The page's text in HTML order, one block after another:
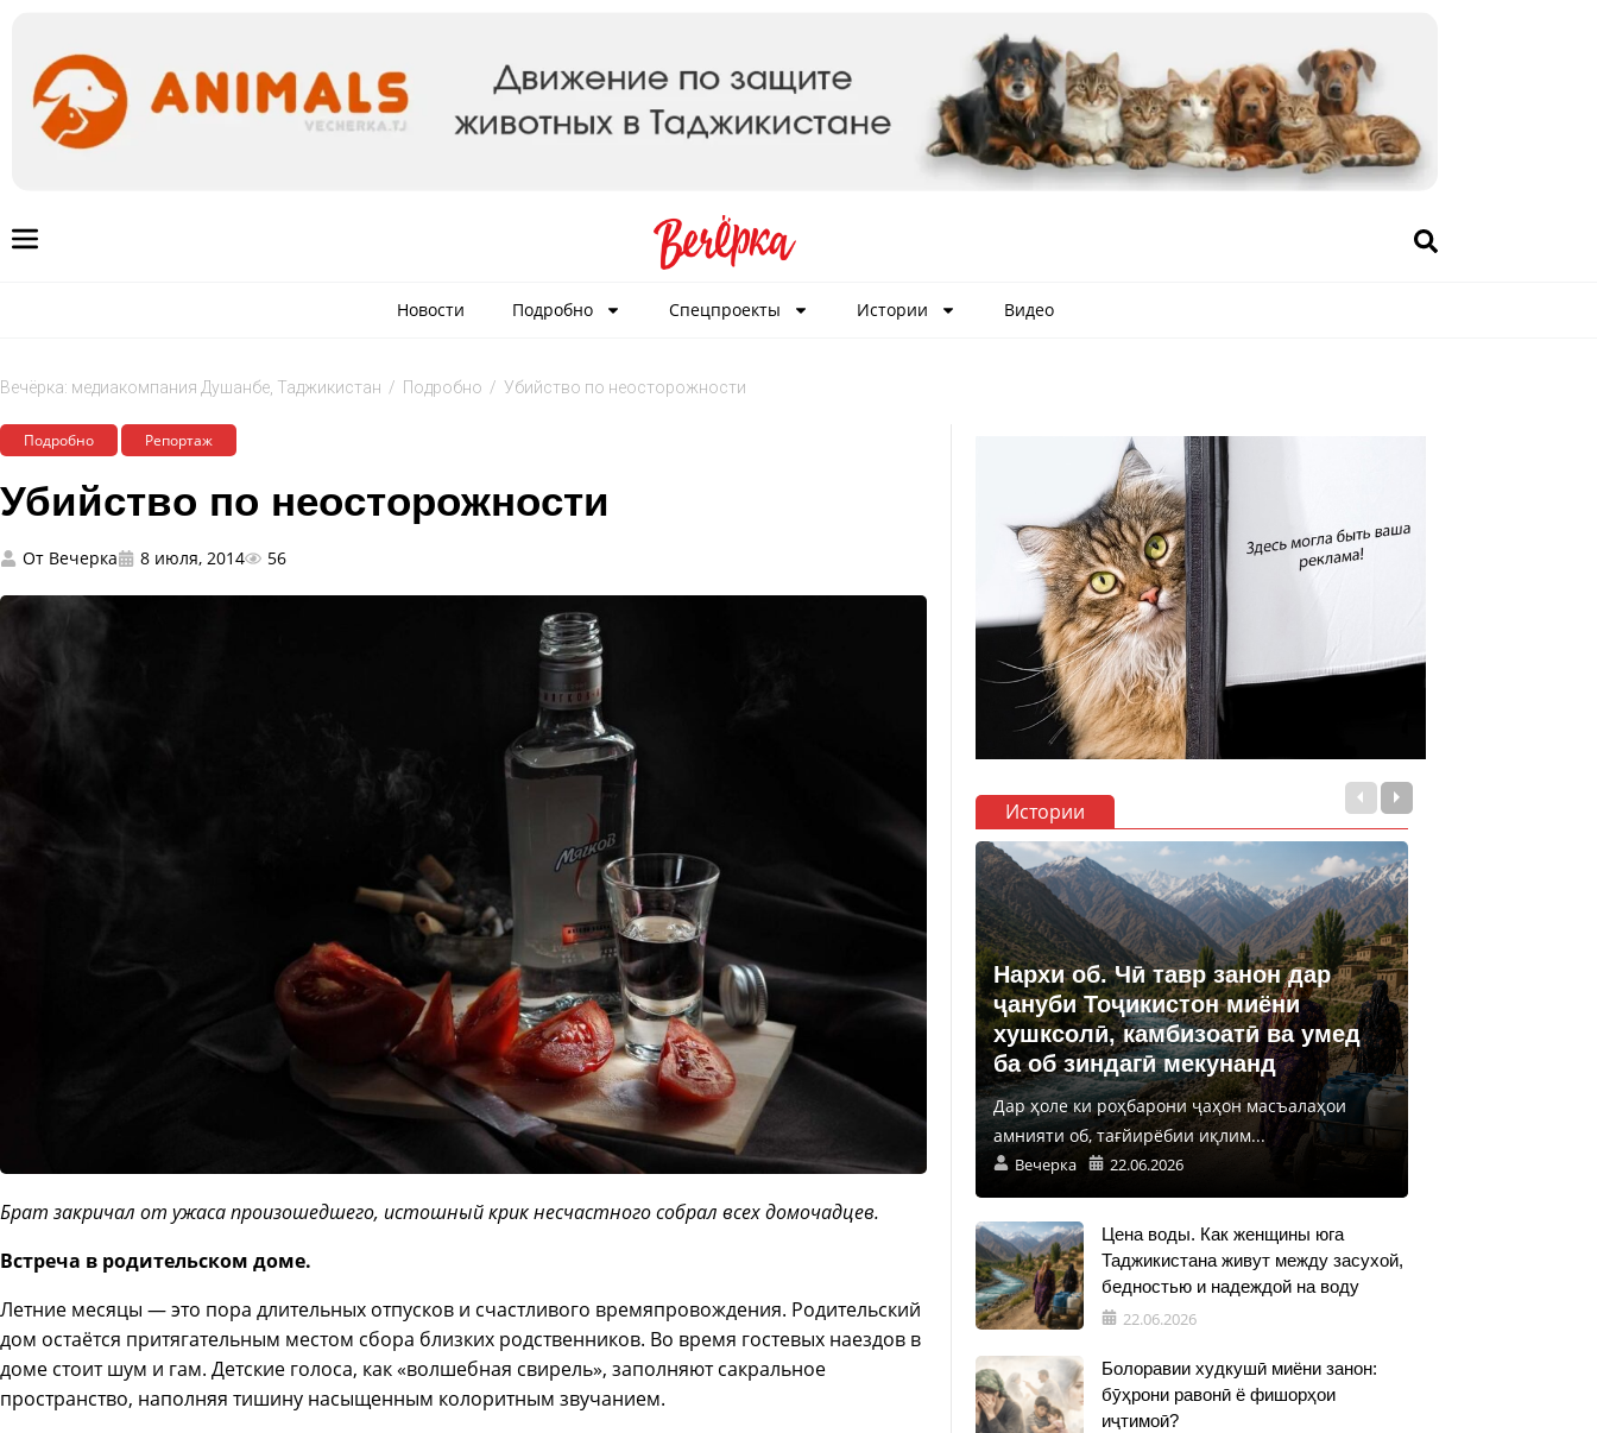
Новости Подробно Спецпроекты Истории Видео
Вечёрка: медиакомпания Душанбе, Таджикистан / Подробно / Убийство по неосторожности
Подробно Репортаж
Убийство по неосторожности
От Вечерка 8 июля, 2014 56
Брат закричал от ужаса произошедшего, истошный крик несчастного собрал всех домочадцев.
Встреча в родительском доме.
Летние месяцы — это пора длительных отпусков и счастливого времяпровождения. Родительский
дом остаётся притягательным местом сбора близких родственников. Во время гостевых наездов в
доме стоит шум и гам. Детские голоса, как «волшебная свирель», заполняют сакральное
пространство, наполняя тишину насыщенным колоритным звучанием.
Истории
Нархи об. Чӣ тавр занон дар
ҷануби Тоҷикистон миёни
хушксолӣ, камбизоатӣ ва умед
ба об зиндагӣ мекунанд
Дар ҳоле ки роҳбарони ҷаҳон масъалаҳои
амнияти об, тағйирёбии иқлим...
Вечерка 22.06.2026
Цена воды. Как женщины юга
Таджикистана живут между засухой,
бедностью и надеждой на воду
22.06.2026
Болоравии худкушӣ миёни занон:
бӯҳрони равонӣ ё фишорҳои
иҷтимоӣ?